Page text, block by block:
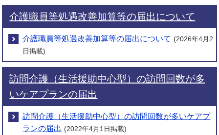
介護職員等処遇改善加算等の届出について
介護職員等処遇改善加算等の届出について (2026年4月2
日掲載)
訪問介護（生活援助中心型）の訪問回数が多
いケアプランの届出
訪問介護（生活援助中心型）の訪問回数が多いケアプ
ランの届出 (2022年4月1日掲載)